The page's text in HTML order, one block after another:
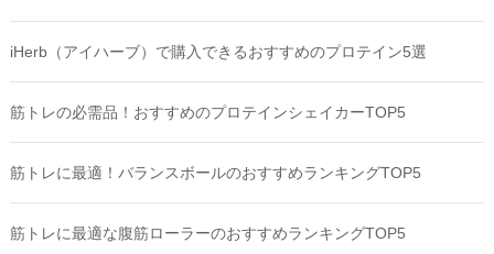
iHerb（アイハーブ）で購入できるおすすめのプロテイン5選
筋トレの必需品！おすすめのプロテインシェイカーTOP5
筋トレに最適！バランスボールのおすすめランキングTOP5
筋トレに最適な腹筋ローラーのおすすめランキングTOP5